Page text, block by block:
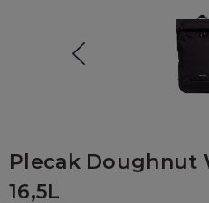
Plecak Doughnut
16,5L